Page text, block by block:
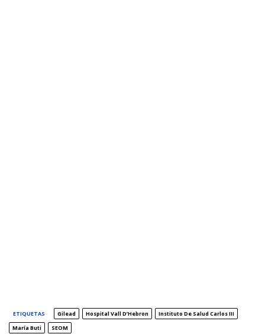
ETIQUETAS Gilead Hospital Vall D’Hebron
Instituto De Salud Carlos III
María Buti
SEOM